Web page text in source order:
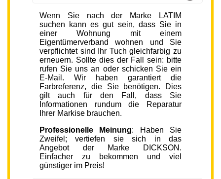
Wenn Sie nach der Marke LATIM
suchen kann es gut sein, dass Sie in
einer Wohnung mit einem
Eigentümerverband wohnen und Sie
verpflichtet sind Ihr Tuch gleichfarbig zu
erneuern. Sollte dies der Fall sein: bitte
rufen Sie uns an oder schicken Sie ein
E-Mail. Wir haben garantiert die
Farbreferenz, die Sie benötigen. Dies
gilt auch für den Fall, dass Sie
Informationen rundum die Reparatur
Ihrer Markise brauchen.
Professionelle Meinung: Haben Sie
Zweifel; vertiefen sie sich in das
Angebot der Marke DICKSON.
Einfacher zu bekommen und viel
günstiger im Preis!